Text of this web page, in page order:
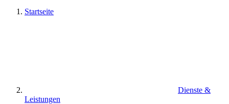
Startseite
Dienste &
Leistungen